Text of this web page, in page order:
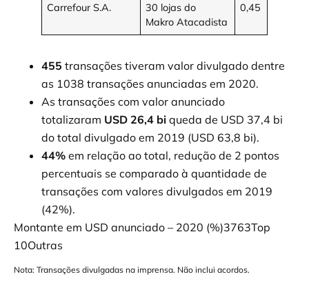
Carrefour S.A.
30 lojas do
Makro Atacadista
0,45
455 transações tiveram valor divulgado dentre
as 1038 transações anunciadas em 2020.
As transações com valor anunciado
totalizaram USD 26,4 bi queda de USD 37,4 bi
do total divulgado em 2019 (USD 63,8 bi).
44% em relação ao total, redução de 2 pontos
percentuais se comparado à quantidade de
transações com valores divulgados em 2019
(42%).
Montante em USD anunciado – 2020 (%)3763Top
10Outras
Nota: Transações divulgadas na imprensa. Não inclui acordos.